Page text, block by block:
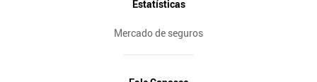
Estatísticas
Mercado de seguros